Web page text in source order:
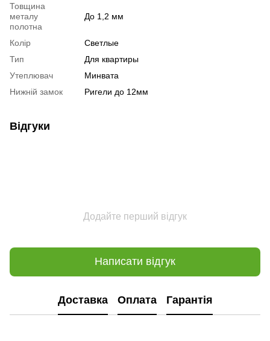
Товщина
металу
полотна
До 1,2 мм
Колір
Светлые
Тип
Для квартиры
Утеплювач
Минвата
Нижній замок
Ригели до 12мм
Відгуки
Додайте перший відгук
Написати відгук
Доставка Оплата Гарантія